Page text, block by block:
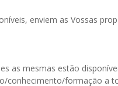
enviem as Vossas
as mesmas estão
formação a